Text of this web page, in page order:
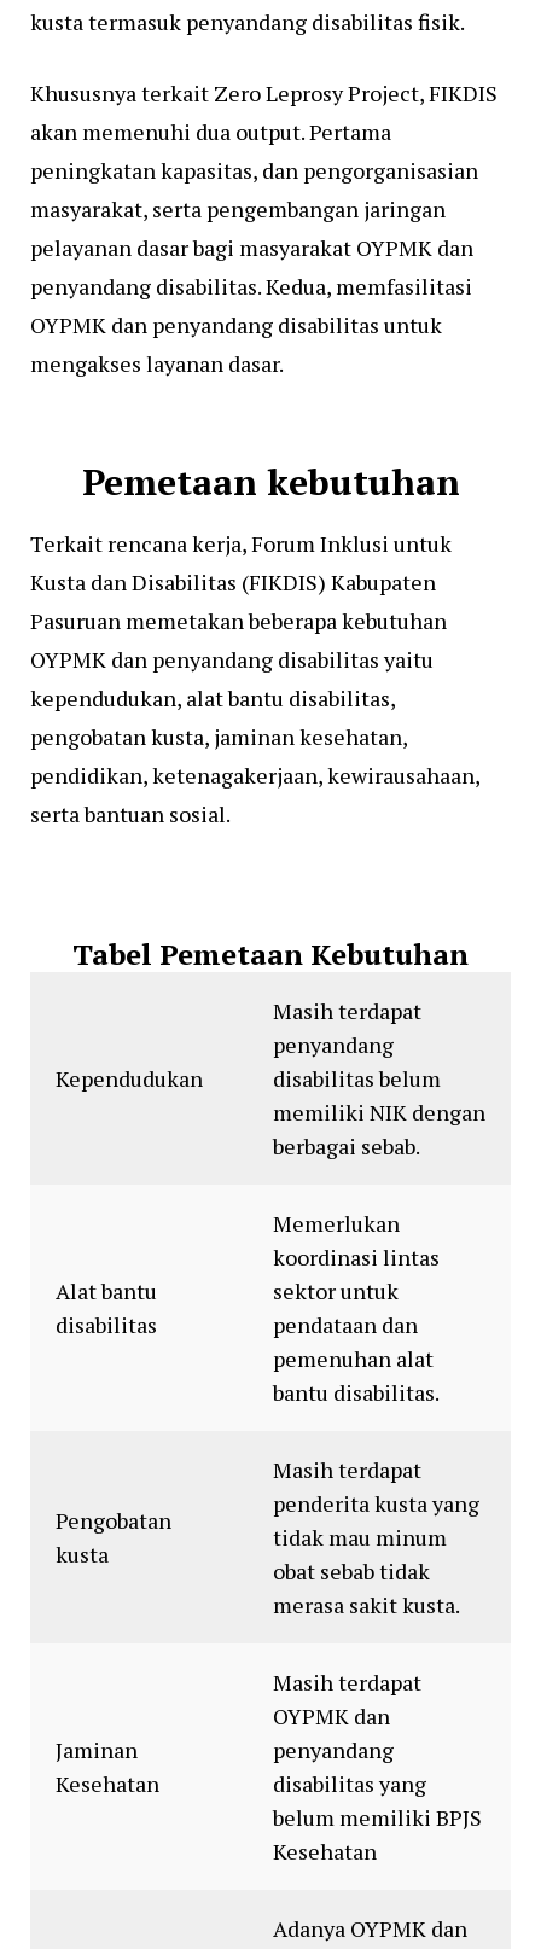
kusta termasuk penyandang disabilitas fisik.
Khususnya terkait Zero Leprosy Project, FIKDIS
akan memenuhi dua output. Pertama
peningkatan kapasitas, dan pengorganisasian
masyarakat, serta pengembangan jaringan
pelayanan dasar bagi masyarakat OYPMK dan
penyandang disabilitas. Kedua, memfasilitasi
OYPMK dan penyandang disabilitas untuk
mengakses layanan dasar.
Pemetaan kebutuhan
Terkait rencana kerja, Forum Inklusi untuk
Kusta dan Disabilitas (FIKDIS) Kabupaten
Pasuruan memetakan beberapa kebutuhan
OYPMK dan penyandang disabilitas yaitu
kependudukan, alat bantu disabilitas,
pengobatan kusta, jaminan kesehatan,
pendidikan, ketenagakerjaan, kewirausahaan,
serta bantuan sosial.
Tabel Pemetaan Kebutuhan
Kependudukan
Masih terdapat
penyandang
disabilitas belum
memiliki NIK dengan
berbagai sebab.
Alat bantu
disabilitas
Memerlukan
koordinasi lintas
sektor untuk
pendataan dan
pemenuhan alat
bantu disabilitas.
Pengobatan
kusta
Masih terdapat
penderita kusta yang
tidak mau minum
obat sebab tidak
merasa sakit kusta.
Jaminan
Kesehatan
Masih terdapat
OYPMK dan
penyandang
disabilitas yang
belum memiliki BPJS
Kesehatan
Adanya OYPMK dan